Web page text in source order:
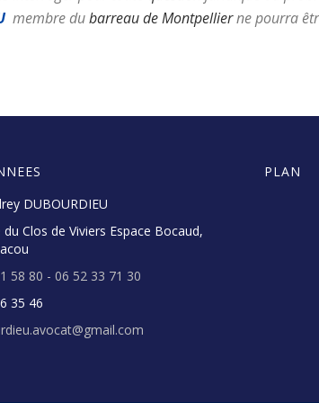
membre dubarreau de Montpellierne pourra
DUBOURDIEU
Clos de Viviers Espace Bocaud,
58 80 - 06 52 33 71 30
35 46
PLAN